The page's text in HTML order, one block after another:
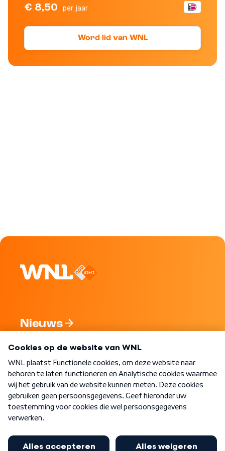
€ 8,50 per jaar
Word lid van WNL
Nieuws
Nieuwsbrief
Word Lid